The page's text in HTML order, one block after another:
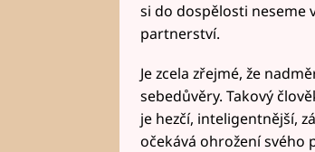
si do dospělosti neseme
partnerství.
Je zcela zřejmé, že
sebedůvěry. Takový
je hezčí, inteligentnější,
očekává ohrožení svého